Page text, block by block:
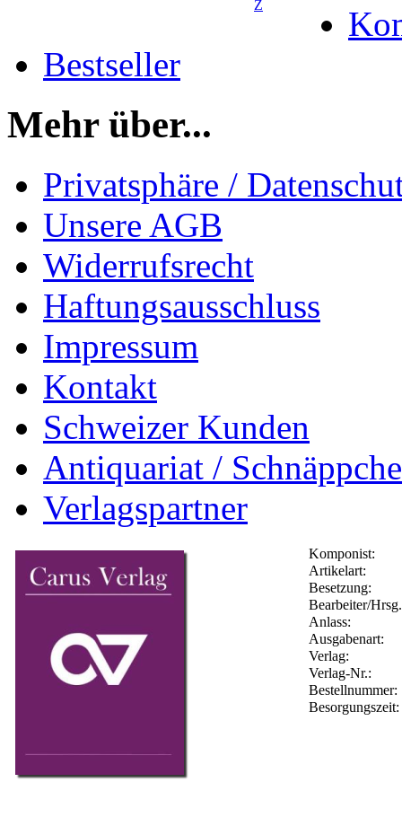
Z
Bestseller
Mehr über...
Privatsphäre /
Unsere AGB
Widerrufsrecht
Haftungsausschluss
Impressum
Kontakt
Schweizer Kunden
Antiquariat /
Verlagspartner
Komponist:
Artikelart:
Besetzung:
Bearbeiter/
Anlass:
Ausgabenart:
Verlag:
Verlag-Nr.:
Besorgungszeit: